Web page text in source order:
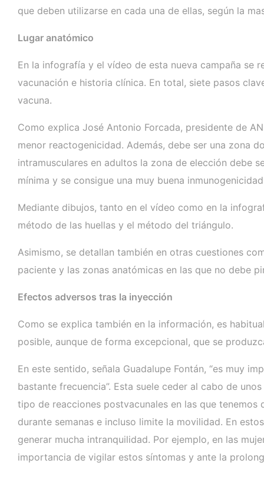
que deben utilizarse en cada una de ellas, según la
Lugar anatómico
En la infografía y el vídeo de esta nueva campaña
vacunación e historia clínica. En total, siete pasos
vacuna.
Como explica José Antonio Forcada, presidente de
menor reactogenicidad. Además, debe ser una zona
intramusculares en adultos la zona de elección debe
mínima y se consigue una muy buena
Mediante dibujos, tanto en el vídeo como en la
método de las huellas y el método del triángulo.
Asimismo, se detallan también en otras cuestiones
paciente y las zonas anatómicas en las que no debe
Efectos adversos tras la inyección
Como se explica también en la información, es
posible, aunque de forma excepcional, que se
En este sentido, señala Guadalupe Fontán, “es muy
bastante frecuencia”. Esta suele ceder al cabo de
tipo de reacciones postvacunales en las que
durante semanas e incluso limite la movilidad. En
generar mucha intranquilidad. Por ejemplo, en las
importancia de vigilar estos síntomas y ante la